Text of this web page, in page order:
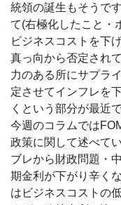
統領の誕生もそうで
て(右極化したこと・
ビジネスコストを下
真っ向から否定され
力のある所にサプラ
定させてインフレを
くという部分が最近
今週のコラムでは
政策に関して述べて
ブレから財政問題・
期金利が下がり辛く
はビジネスコストの